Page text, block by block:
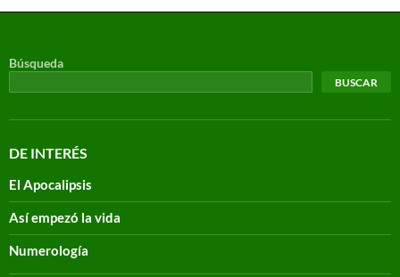
Búsqueda
BUSCAR
DE INTERÉS
El Apocalipsis
Así empezó la vida
Numerología